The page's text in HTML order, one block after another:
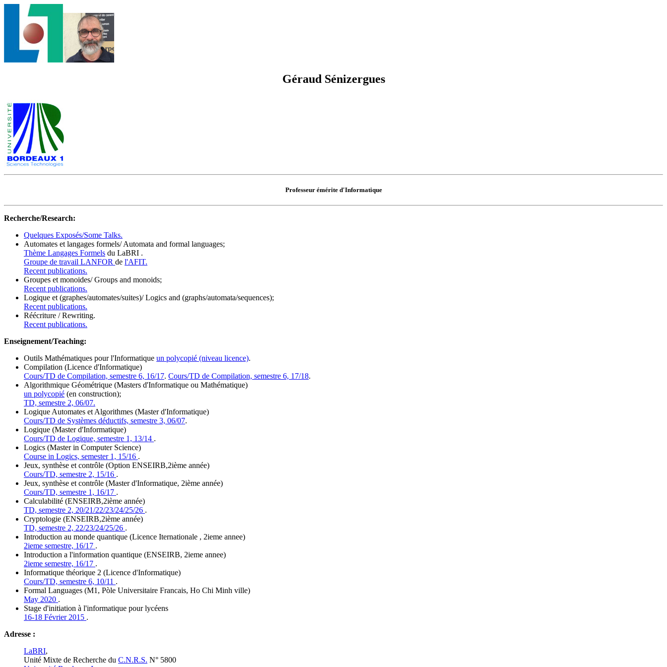
Géraud Sénizergues
Professeur émérite d'Informatique
Recherche/Research:
Quelques Exposés/Some Talks.
Automates et langages formels/ Automata and formal languages;
Thème Langages Formels du LaBRI .
Groupe de travail LANFOR de l'AFIT.
Recent publications.
Groupes et monoides/ Groups and monoids;
Recent publications.
Logique et (graphes/automates/suites)/ Logics and (graphs/automata/sequences);
Recent publications.
Réécriture / Rewriting.
Recent publications.
Enseignement/Teaching:
Outils Mathématiques pour l'Informatique un polycopié (niveau licence).
Compilation (Licence d'Informatique)
Cours/TD de Compilation, semestre 6, 16/17. Cours/TD de Compilation, semestre 6, 17/18.
Algorithmique Géométrique (Masters d'Informatique ou Mathématique)
un polycopié (en construction);
TD, semestre 2, 06/07.
Logique Automates et Algorithmes (Master d'Informatique)
Cours/TD de Systèmes déductifs, semestre 3, 06/07.
Logique (Master d'Informatique)
Cours/TD de Logique, semestre 1, 13/14 .
Logics (Master in Computer Science)
Course in Logics, semester 1, 15/16 .
Jeux, synthèse et contrôle (Option ENSEIRB,2ième année)
Cours/TD, semestre 2, 15/16 .
Jeux, synthèse et contrôle (Master d'Informatique, 2ième année)
Cours/TD, semestre 1, 16/17 .
Calculabilité (ENSEIRB,2ième année)
TD, semestre 2, 20/21/22/23/24/25/26 .
Cryptologie (ENSEIRB,2ième année)
TD, semestre 2, 22/23/24/25/26 .
Introduction au monde quantique (Licence Iternationale , 2ieme annee)
2ieme semestre, 16/17 .
Introduction a l'information quantique (ENSEIRB, 2ieme annee)
2ieme semestre, 16/17 .
Informatique théorique 2 (Licence d'Informatique)
Cours/TD, semestre 6, 10/11 .
Formal Languages (M1, Pòle Universitaire Francais, Ho Chi Minh ville)
May 2020 .
Stage d'initiation à l'informatique pour lycéens
16-18 Février 2015 .
Adresse :
LaBRI,
Unité Mixte de Recherche du C.N.R.S. N° 5800